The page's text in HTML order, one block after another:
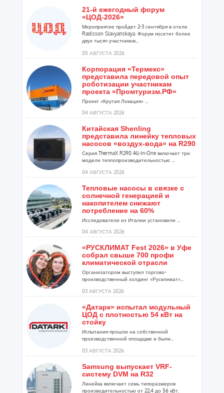
21-й ежегодный форум
«ЦОД-2026»
Мероприятие пройдет 2-3 сентября в отеле
Radisson Slavyanskaya. Форум посетит более
двух тысяч участников...
05 АВГУСТА 2026
Корпорация «Термекс»
представила передовой опыт
роботизации участникам
проекта «Промтуризм.РФ»
Проект «Крутая Локация» ...
04 АВГУСТА 2026
Китайская Shenling
представила линейку тепловых
насосов «воздух-вода» на R290
Серия ThermaX R290 All-In-One включает три
модели теплопроизводительностью ...
04 АВГУСТА 2026
Тепловые насосы в связке с
солнечной генерацией и
накопителем снижают
потребление на 60%
Исследователи из Италии установили ...
04 АВГУСТА 2026
«РУСКЛИМАТ Fest 2026» в Уфе
собрал свыше 700 профи
климатической отрасли
Организатором выступил торгово-
производственный холдинг «Русклимат»...
03 АВГУСТА 2026
«Датарк» испытал модульный
ЦОД с плотностью 54 кВт на
стойку
Испытания прошли на собственной
производственной площадке и были...
03 АВГУСТА 2026
Samsung выпускает VRF-
систему DVM на R32
Линейка включает семь типоразмеров
производительностью от 22,4 до 56 кВт.